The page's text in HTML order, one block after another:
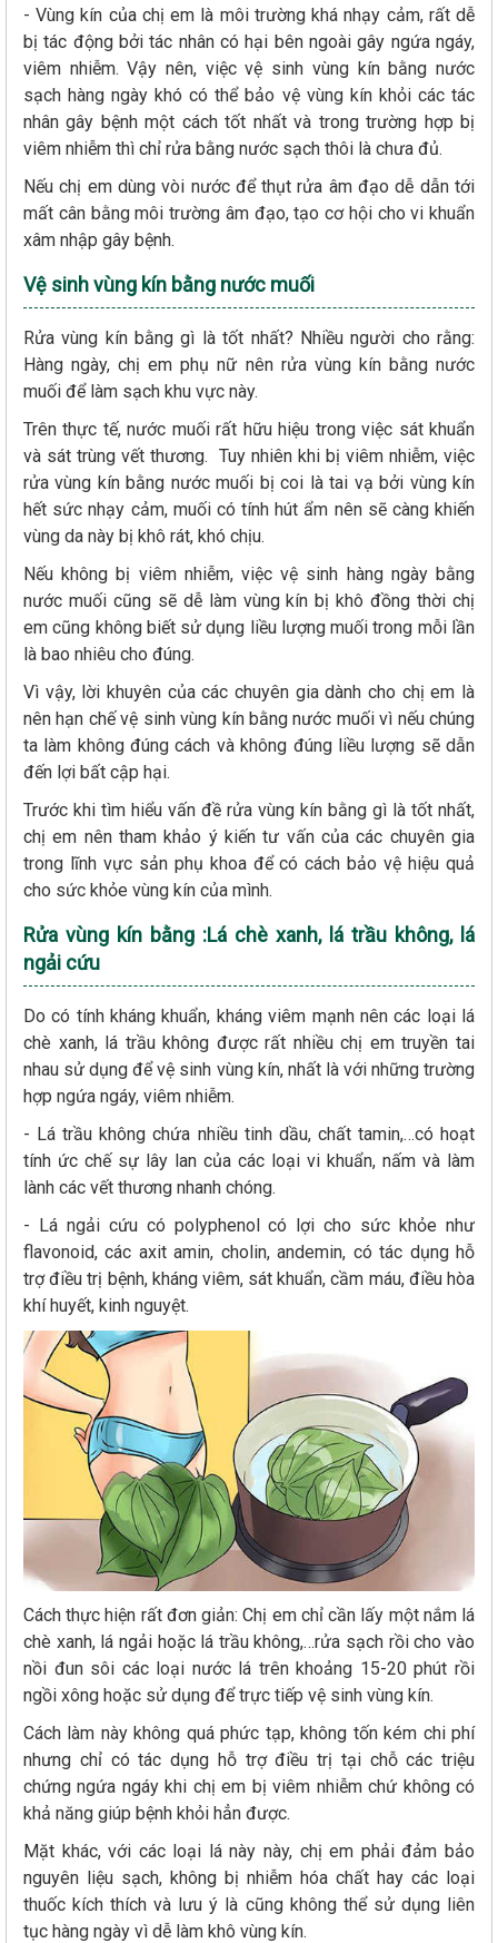
- Vùng kín của chị em là môi trường khá nhạy cảm, rất dễ
bị tác động bởi tác nhân có hại bên ngoài gây ngứa ngáy,
viêm nhiễm. Vậy nên, việc vệ sinh vùng kín bằng nước
sạch hàng ngày khó có thể bảo vệ vùng kín khỏi các tác
nhân gây bệnh một cách tốt nhất và trong trường hợp bị
viêm nhiễm thì chỉ rửa bằng nước sạch thôi là chưa đủ.
Nếu chị em dùng vòi nước để thụt rửa âm đạo dễ dẫn tới
mất cân bằng môi trường âm đạo, tạo cơ hội cho vi khuẩn
xâm nhập gây bệnh.
Vệ sinh vùng kín bằng nước muối
Rửa vùng kín bằng gì là tốt nhất? Nhiều người cho rằng:
Hàng ngày, chị em phụ nữ nên rửa vùng kín bằng nước
muối để làm sạch khu vực này.
Trên thực tế, nước muối rất hữu hiệu trong việc sát khuẩn
và sát trùng vết thương. Tuy nhiên khi bị viêm nhiễm, việc
rửa vùng kín bằng nước muối bị coi là tai vạ bởi vùng kín
hết sức nhạy cảm, muối có tính hút ẩm nên sẽ càng khiến
vùng da này bị khô rát, khó chịu.
Nếu không bị viêm nhiễm, việc vệ sinh hàng ngày bằng
nước muối cũng sẽ dễ làm vùng kín bị khô đồng thời chị
em cũng không biết sử dụng liều lượng muối trong mỗi lần
là bao nhiêu cho đúng.
Vì vậy, lời khuyên của các chuyên gia dành cho chị em là
nên hạn chế vệ sinh vùng kín bằng nước muối vì nếu chúng
ta làm không đúng cách và không đúng liều lượng sẽ dẫn
đến lợi bất cập hại.
Trước khi tìm hiểu vấn đề rửa vùng kín bằng gì là tốt nhất,
chị em nên tham khảo ý kiến tư vấn của các chuyên gia
trong lĩnh vực sản phụ khoa để có cách bảo vệ hiệu quả
cho sức khỏe vùng kín của mình.
Rửa vùng kín bằng :Lá chè xanh, lá trầu không, lá
ngải cứu
Do có tính kháng khuẩn, kháng viêm mạnh nên các loại lá
chè xanh, lá trầu không được rất nhiều chị em truyền tai
nhau sử dụng để vệ sinh vùng kín, nhất là với những trường
hợp ngứa ngáy, viêm nhiễm.
- Lá trầu không chứa nhiều tinh dầu, chất tamin,…có hoạt
tính ức chế sự lây lan của các loại vi khuẩn, nấm và làm
lành các vết thương nhanh chóng.
- Lá ngải cứu có polyphenol có lợi cho sức khỏe như
flavonoid, các axit amin, cholin, andemin, có tác dụng hỗ
trợ điều trị bệnh, kháng viêm, sát khuẩn, cầm máu, điều hòa
khí huyết, kinh nguyệt.
Cách thực hiện rất đơn giản: Chị em chỉ cần lấy một nắm lá
chè xanh, lá ngải hoặc lá trầu không,…rửa sạch rồi cho vào
nồi đun sôi các loại nước lá trên khoảng 15-20 phút rồi
ngồi xông hoặc sử dụng để trực tiếp vệ sinh vùng kín.
Cách làm này không quá phức tạp, không tốn kém chi phí
nhưng chỉ có tác dụng hỗ trợ điều trị tại chỗ các triệu
chứng ngứa ngáy khi chị em bị viêm nhiễm chứ không có
khả năng giúp bệnh khỏi hẳn được.
Mặt khác, với các loại lá này này, chị em phải đảm bảo
nguyên liệu sạch, không bị nhiễm hóa chất hay các loại
thuốc kích thích và lưu ý là cũng không thể sử dụng liên
tục hàng ngày vì dễ làm khô vùng kín.